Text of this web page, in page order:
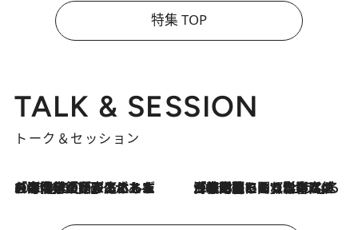
特集 TOP
TALK & SESSION
トーク＆セッション
2026.8.3
「今後値上げがあるとすれば…」「リスクがあるのは今年の冬」エネルギー専門家が語る、ホルムズ海峡封鎖が家庭にもたらす“ある心配” 2026.8.3
「住宅建てられない…」「サーチャージ料の高値が続いている」ホルムズ海峡封鎖による影響はいつまで続く？《エネルギー専門家に聞く“どうなる日本の暮らし”》